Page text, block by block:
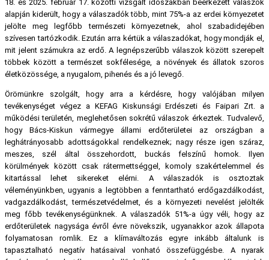
18. és 2025. február 17. közötti vizsgált időszakban beérkezett válaszok
alapján kiderült, hogy a válaszadók több, mint 75%-a az erdei környezetet
jelölte meg legfőbb természeti környezetnek, ahol szabadidejében
szívesen tartózkodik. Ezután arra kértük a válaszadókat, hogy mondják el,
mit jelent számukra az erdő. A legnépszerűbb válaszok között szerepelt
többek között a természet sokfélesége, a növények és állatok szoros
életközössége, a nyugalom, pihenés és a jó levegő.
Örömünkre szolgált, hogy arra a kérdésre, hogy valójában milyen
tevékenységet végez a KEFAG Kiskunsági Erdészeti és Faipari Zrt. a
működési területén, meglehetősen sokrétű válaszok érkeztek. Tudvalevő,
hogy Bács-Kiskun vármegye állami erdőterületei az országban a
leghátrányosabb adottságokkal rendelkeznek; nagy része igen száraz,
meszes, szél által összehordott, buckás felszínű homok. Ilyen
körülmények között csak rátermettséggel, komoly szakértelemmel és
kitartással lehet sikereket elérni. A válaszadók is osztoztak
véleményünkben, ugyanis a legtöbben a fenntartható erdőgazdálkodást,
vadgazdálkodást, természetvédelmet, és a környezeti nevelést jelölték
meg főbb tevékenységünknek. A válaszadók 51%-a úgy véli, hogy az
erdőterületek nagysága évről évre növekszik, ugyanakkor azok állapota
folyamatosan romlik. Ez a klímaváltozás egyre inkább általunk is
tapasztalható negatív hatásaival vonható összefüggésbe. A nyarak